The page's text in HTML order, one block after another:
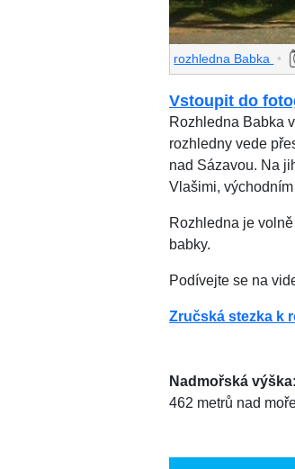
rozhledna Babka •
Vstoupit do
Rozhledna Babka
rozhledny vede
nad Sázavou. Na
Vlašimi,
Rozhledna je
babky.
Podívejte se na
Zručská stezka k
Nadmořská výška:
462 metrů nad